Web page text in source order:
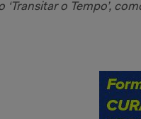
o Tempo’,